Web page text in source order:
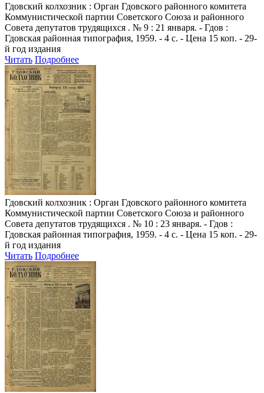
Гдовский колхозник : Орган Гдовского районного комитета
Коммунистической партии Советского Союза и районного
Совета депутатов трудящихся . № 9 : 21 января. - Гдов :
Гдовская районная типография, 1959. - 4 с. - Цена 15 коп. - 29-
й год издания
Читать Подробнее
Гдовский колхозник : Орган Гдовского районного комитета
Коммунистической партии Советского Союза и районного
Совета депутатов трудящихся . № 10 : 23 января. - Гдов :
Гдовская районная типография, 1959. - 4 с. - Цена 15 коп. - 29-
й год издания
Читать Подробнее